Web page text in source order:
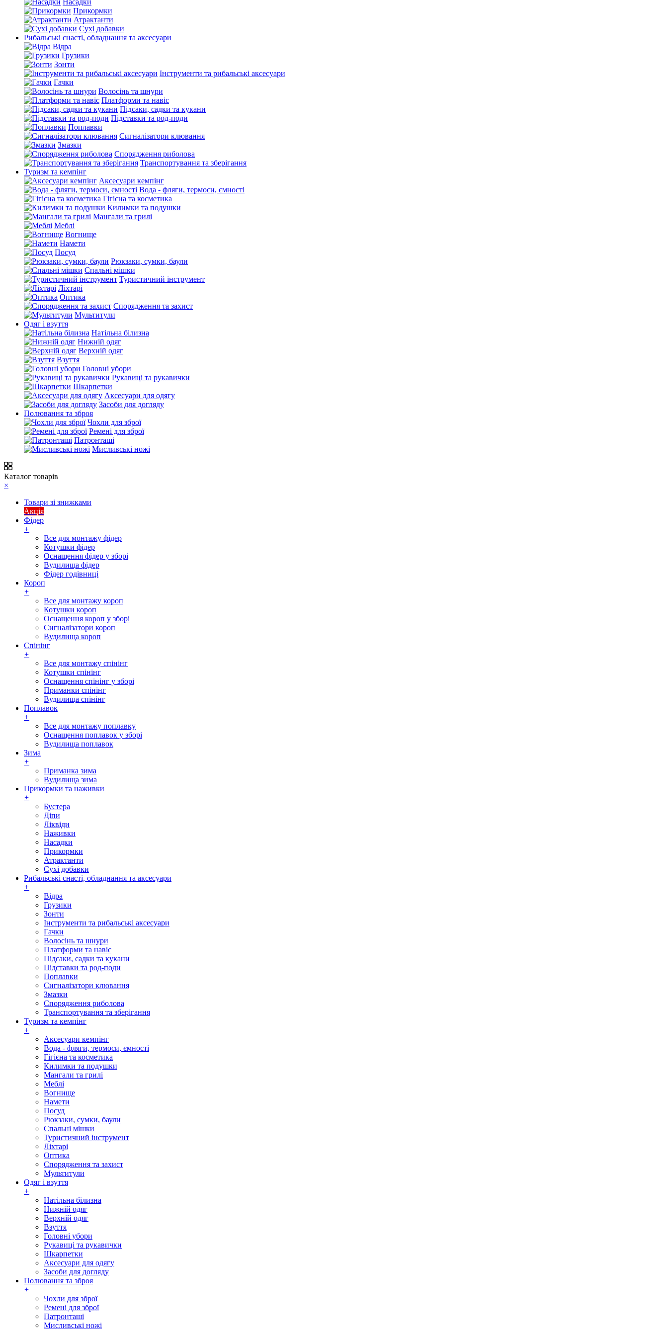
Насадки
Прикормки
Атрактанти
Сухі добавки
Рибальські снасті, обладнання та аксесуари
Відра
Грузики
Зонти
Інструменти та рибальські аксесуари
Гачки
Волосінь та шнури
Платформи та навіс
Підсаки, садки та кукани
Підставки та род-поди
Поплавки
Сигналізатори клювання
Змазки
Спорядження риболова
Транспортування та зберігання
Туризм та кемпінг
Аксесуари кемпінг
Вода - фляги, термоси, ємності
Гігієна та косметика
Килимки та подушки
Мангали та грилі
Меблі
Вогнище
Намети
Посуд
Рюкзаки, сумки, баули
Спальні мішки
Туристичний інструмент
Ліхтарі
Оптика
Спорядження та захист
Мультитули
Одяг і взуття
Натільна білизна
Нижній одяг
Верхній одяг
Взуття
Головні убори
Рукавиці та рукавички
Шкарпетки
Аксесуари для одягу
Засоби для догляду
Полювання та зброя
Чохли для зброї
Ремені для зброї
Патронташі
Мисливські ножі
Каталог товарів
×
Товари зі знижками
Акція
Фідер
+
Все для монтажу фідер
Котушки фідер
Оснащення фідер у зборі
Вудилища фідер
Фідер годівниці
Короп
+
Все для монтажу короп
Котушки короп
Оснащення короп у зборі
Сигналізатори короп
Вудилища короп
Спінінг
+
Все для монтажу спінінг
Котушки спінінг
Оснащення спінінг у зборі
Приманки спінінг
Вудилища спінінг
Поплавок
+
Все для монтажу поплавку
Оснащення поплавок у зборі
Вудилища поплавок
Зима
+
Приманка зима
Вудилища зима
Прикормки та наживки
+
Бустера
Діпи
Ліквіди
Наживки
Насадки
Прикормки
Атрактанти
Сухі добавки
Рибальські снасті, обладнання та аксесуари
+
Відра
Грузики
Зонти
Інструменти та рибальські аксесуари
Гачки
Волосінь та шнури
Платформи та навіс
Підсаки, садки та кукани
Підставки та род-поди
Поплавки
Сигналізатори клювання
Змазки
Спорядження риболова
Транспортування та зберігання
Туризм та кемпінг
+
Аксесуари кемпінг
Вода - фляги, термоси, ємності
Гігієна та косметика
Килимки та подушки
Мангали та грилі
Меблі
Вогнище
Намети
Посуд
Рюкзаки, сумки, баули
Спальні мішки
Туристичний інструмент
Ліхтарі
Оптика
Спорядження та захист
Мультитули
Одяг і взуття
+
Натільна білизна
Нижній одяг
Верхній одяг
Взуття
Головні убори
Рукавиці та рукавички
Шкарпетки
Аксесуари для одягу
Засоби для догляду
Полювання та зброя
+
Чохли для зброї
Ремені для зброї
Патронташі
Мисливські ножі